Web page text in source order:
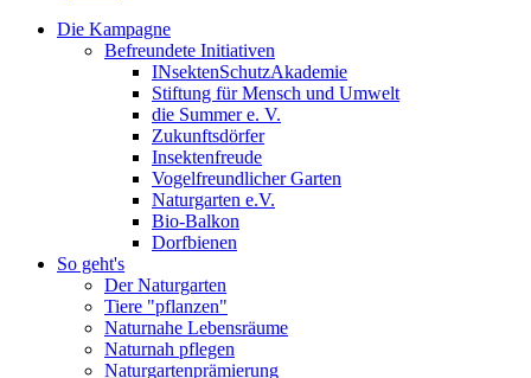
Die Kampagne
Befreundete Initiativen
INsektenSchutzAkademie
Stiftung für Mensch und Umwelt
die Summer e. V.
Zukunftsdörfer
Insektenfreude
Vogelfreundlicher Garten
Naturgarten e.V.
Bio-Balkon
Dorfbienen
So geht's
Der Naturgarten
Tiere "pflanzen"
Naturnahe Lebensräume
Naturnah pflegen
Naturgartenprämierung